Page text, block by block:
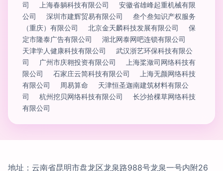
司
上海春躺科技有限公司
安徽省雄峰起重机械有限
公司
深圳市建辉贸易有限公司
叁个叁知识产权服务
（重庆）有限公司
北京金天麟科技发展有限公司
保
定市隆泰广告有限公司
湖北网泰网吧连锁有限公司
天津学人健康科技有限公司
武汉浙艺环保科技有限公
司
广州市庆翱投资有限公司
上海桨潋司网络科技有
限公司
石家庄云简科技有限公司
上海无颜网络科技
有限公司
周易算命
天津恒圣迦南建筑材料有限公
司
杭州挖贝网络科技有限公司
长沙拾棵草网络科技
有限公司
地址：云南省昆明市盘龙区龙泉路988号龙泉一号内附26